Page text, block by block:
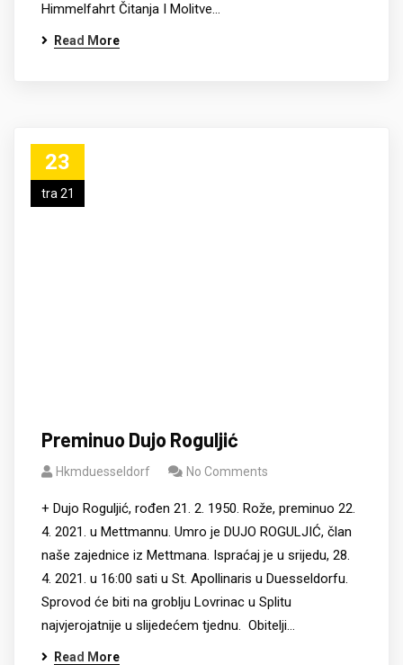
Himmelfahrt Čitanja I Molitve…
Read More
23
tra 21
Preminuo Dujo Roguljić
Hkmduesseldorf No Comments
+ Dujo Roguljić, rođen 21. 2. 1950. Rože, preminuo 22.
4. 2021. u Mettmannu. Umro je DUJO ROGULJIĆ, član
naše zajednice iz Mettmana. Ispraćaj je u srijedu, 28.
4. 2021. u 16:00 sati u St. Apollinaris u Duesseldorfu.
Sprovod će biti na groblju Lovrinac u Splitu
najvjerojatnije u slijedećem tjednu. Obitelji…
Read More